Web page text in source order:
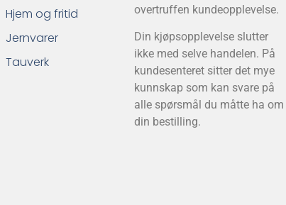
Hjem og fritid
Jernvarer
Tauverk
overtruffen kundeopplevelse.
Din kjøpsopplevelse slutter
ikke med selve handelen. På
kundesenteret sitter det mye
kunnskap som kan svare på
alle spørsmål du måtte ha om
din bestilling.